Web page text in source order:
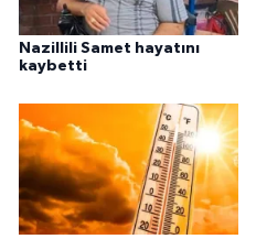
Nazillili Samet hayatını
kaybetti